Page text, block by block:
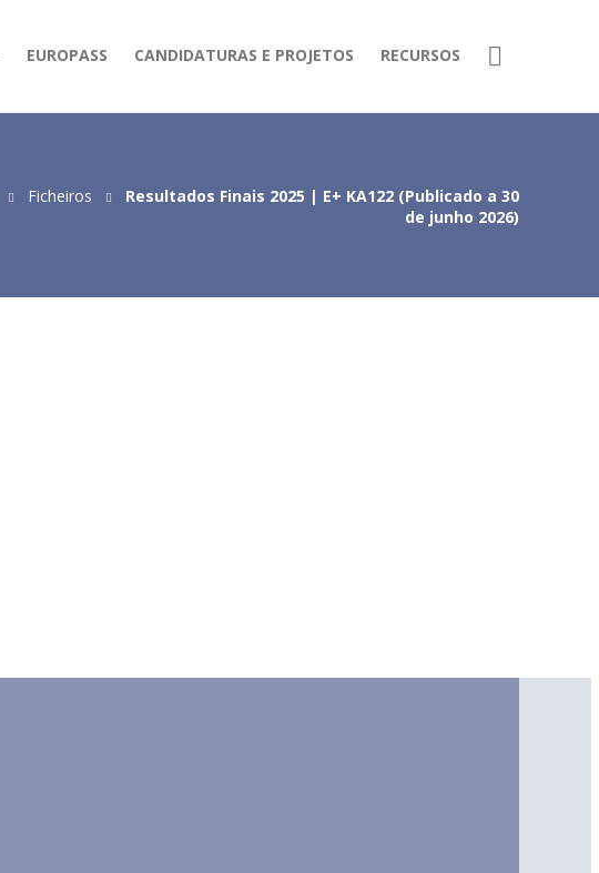
EUROPASS CANDIDATURAS E PROJETOS RECURSOS
Ficheiros
Resultados Finais 2025 | E+ KA122 (Publicado a 30
de junho 2026)